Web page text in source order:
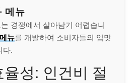
메뉴
경쟁에서 살아남기 어렵습니
뉴를 개발하여 소비자들의 입맛
다.
성: 인건비 절